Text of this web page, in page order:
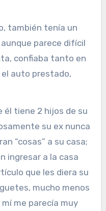
también tenía un
parece difícil
confiaba tanto en
el auto prestado,
él tiene 2 hijos de su
su ex nunca
“cosas” a su casa;
ingresar a la casa
que les diera su
mucho menos
me parecía muy